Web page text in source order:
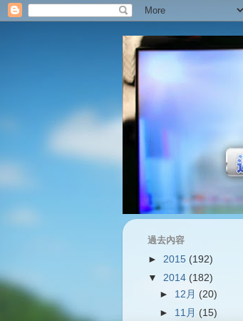
過去內容
► 2015 (192)
▼ 2014 (182)
► 12月 (20)
► 11月 (15)